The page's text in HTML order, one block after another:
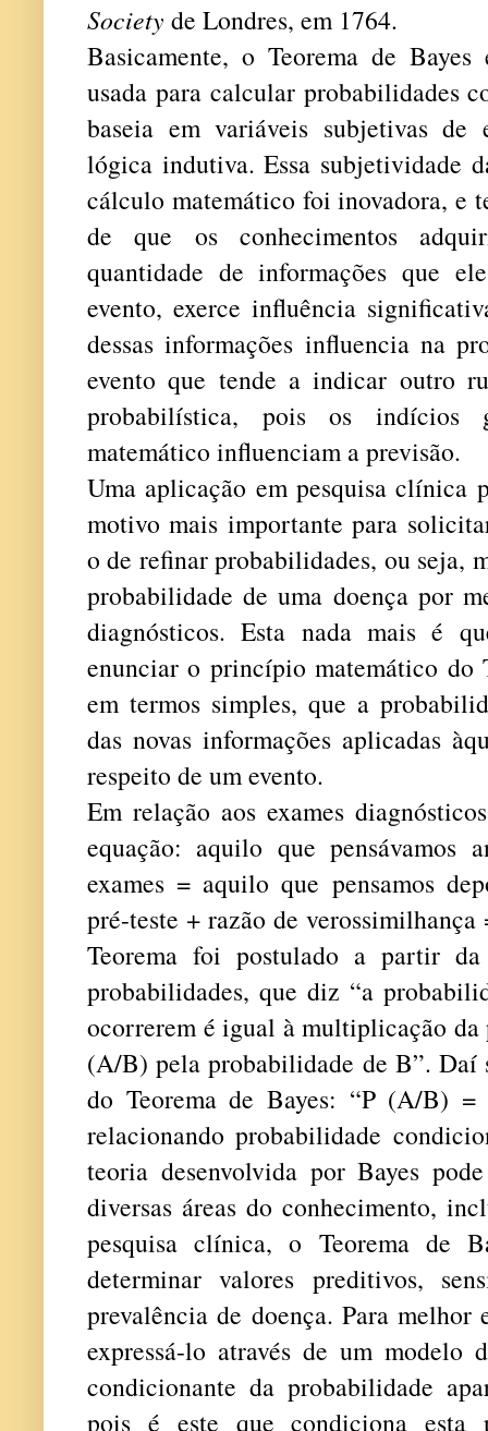
Society de Londres, em 1764.
Basicamente, o Teorema de
usada para calcular probabilidades
baseia em variáveis subjetivas de
lógica indutiva. Essa subjetividade
cálculo matemático foi inovadora, e
de que os conhecimentos
quantidade de informações que
evento, exerce influência
dessas informações influencia na
evento que tende a indicar outro
probabilística, pois os indícios
matemático influenciam a previsão.
Uma aplicação em pesquisa clínica
motivo mais importante para
o de refinar probabilidades, ou seja,
probabilidade de uma doença por
diagnósticos. Esta nada mais é
enunciar o princípio matemático do
em termos simples, que a
das novas informações aplicadas
respeito de um evento.
Em relação aos exames
equação: aquilo que pensávamos
exames = aquilo que pensamos
pré-teste + razão de
Teorema foi postulado a partir
probabilidades, que diz “a
ocorrerem é igual à multiplicação
(A/B) pela probabilidade de B”. Daí
do Teorema de Bayes: “P (A/B)
relacionando probabilidade
teoria desenvolvida por Bayes
diversas áreas do conhecimento,
pesquisa clínica, o Teorema de
determinar valores preditivos,
prevalência de doença. Para melhor
expressá-lo através de um modelo
condicionante da probabilidade
pois é este que condiciona esta